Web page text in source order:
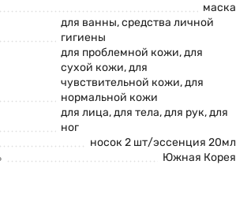
маска
для ванны, средства личной
гигиены
для проблемной кожи, для
сухой кожи, для
чувствительной кожи, для
нормальной кожи
для лица, для тела, для рук, для
ног
носок 2 шт/эссенция 20мл
Южная Корея